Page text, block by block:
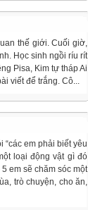
thế giới. Cuối giờ,
Học sinh ngồi ríu rít
Pisa, Kim tự tháp Ai
viết để trắng. Cô...
em phải biết yêu
loại động vật gì đó
em sẽ chăm sóc một
trò chuyện, cho ăn,